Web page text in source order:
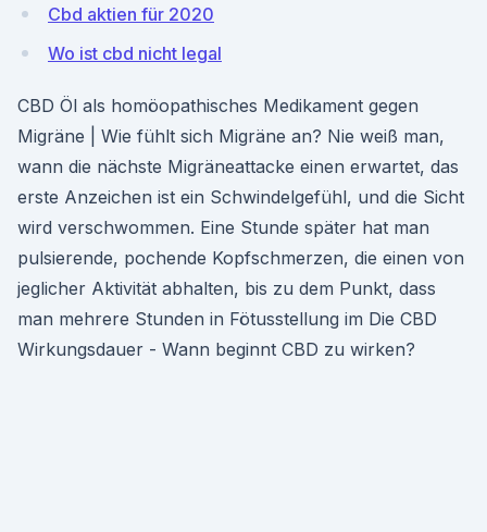
Cbd aktien für 2020
Wo ist cbd nicht legal
CBD Öl als homöopathisches Medikament gegen
Migräne | Wie fühlt sich Migräne an? Nie weiß man,
wann die nächste Migräneattacke einen erwartet, das
erste Anzeichen ist ein Schwindelgefühl, und die Sicht
wird verschwommen. Eine Stunde später hat man
pulsierende, pochende Kopfschmerzen, die einen von
jeglicher Aktivität abhalten, bis zu dem Punkt, dass
man mehrere Stunden in Fötusstellung im Die CBD
Wirkungsdauer - Wann beginnt CBD zu wirken?